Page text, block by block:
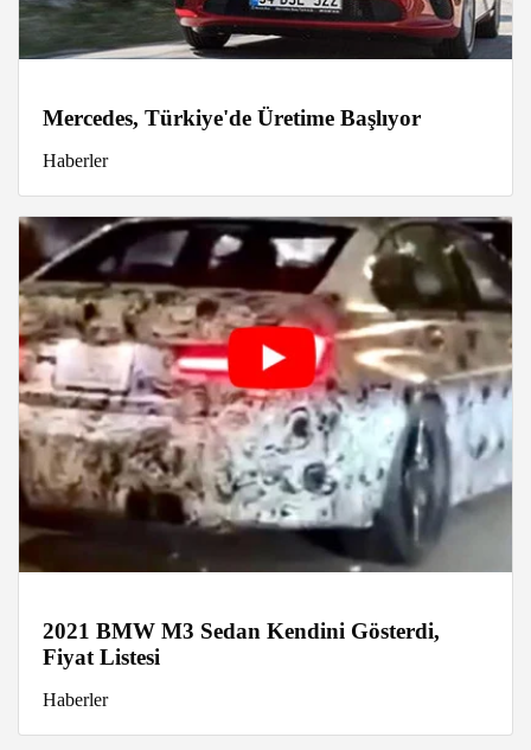
Mercedes, Türkiye'de Üretime Başlıyor
Haberler
2021 BMW M3 Sedan Kendini Gösterdi,
Fiyat Listesi
Haberler